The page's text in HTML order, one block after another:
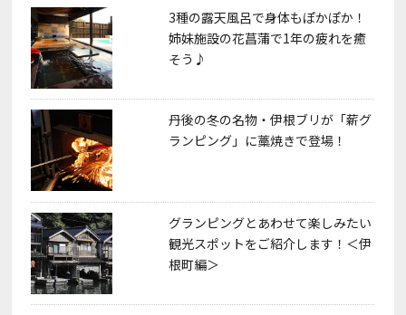
3種の露天風呂で身体もぽかぽか！
姉妹施設の花菖蒲で1年の疲れを癒
そう♪
丹後の冬の名物・伊根ブリが「薪グ
ランピング」に藁焼きで登場！
グランピングとあわせて楽しみたい
観光スポットをご紹介します！＜伊
根町編＞